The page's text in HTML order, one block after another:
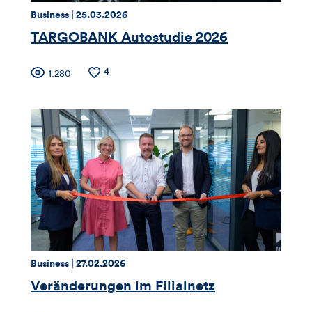
dieses
Artikels
Thema:
Business | Datum:
25.03.2026
TARGOBANK Autostudie 2026
Zähler
für
Views,
Likes
und
Kommentare
dieses
Artikels
Anzahl
1.280
Anzahl
4
Thema:
Business | Datum:
27.02.2026
Veränderungen im Filialnetz